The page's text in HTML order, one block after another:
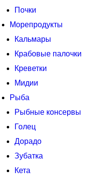
Почки
Морепродукты
Кальмары
Крабовые палочки
Креветки
Мидии
Рыба
Рыбные консервы
Голец
Дорадо
Зубатка
Кета